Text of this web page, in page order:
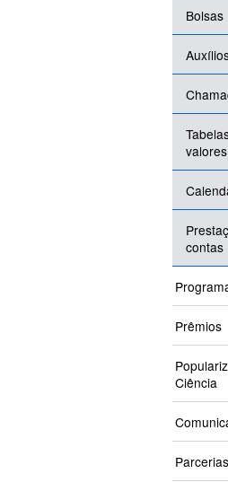
Bolsas
valores
contas
Prêmios
Ciência
Parcerias